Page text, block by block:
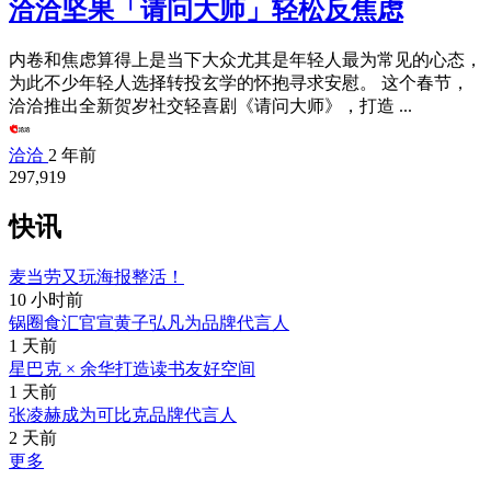
洽洽坚果「请问大师」轻松反焦虑
内卷和焦虑算得上是当下大众尤其是年轻人最为常见的心态，
为此不少年轻人选择转投玄学的怀抱寻求安慰。 这个春节，
洽洽推出全新贺岁社交轻喜剧《请问大师》，打造 ...
洽洽 2 年前
297,919
快讯
麦当劳又玩海报整活！
10 小时前
锅圈食汇官宣黄子弘凡为品牌代言人
1 天前
星巴克 × 余华打造读书友好空间
1 天前
张凌赫成为可比克品牌代言人
2 天前
更多